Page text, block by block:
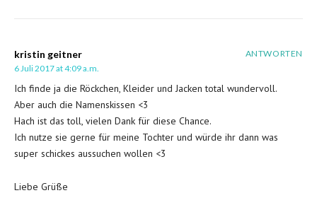
kristin geitner
ANTWORTEN
6 Juli 2017 at 4:09 a.m.
Ich finde ja die Röckchen, Kleider und Jacken total wundervoll.
Aber auch die Namenskissen <3
Hach ist das toll, vielen Dank für diese Chance.
Ich nutze sie gerne für meine Tochter und würde ihr dann was
super schickes aussuchen wollen <3
Liebe Grüße